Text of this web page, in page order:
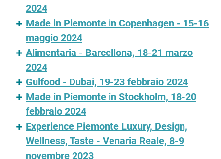
2024
Made in Piemonte in Copenhagen - 15-16
maggio 2024
Alimentaria - Barcellona, 18-21 marzo
2024
Gulfood - Dubai, 19-23 febbraio 2024
Made in Piemonte in Stockholm, 18-20
febbraio 2024
Experience Piemonte Luxury, Design,
Wellness, Taste - Venaria Reale, 8-9
novembre 2023